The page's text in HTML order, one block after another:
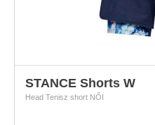
STANCE Shorts W
Head Tenisz short NŐI